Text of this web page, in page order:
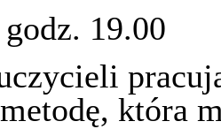
19.00
która